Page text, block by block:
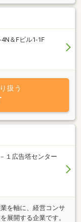
＆Fビル1-1F
扱う
１広告塔センター
を軸に、経営コンサ
展開する企業です。